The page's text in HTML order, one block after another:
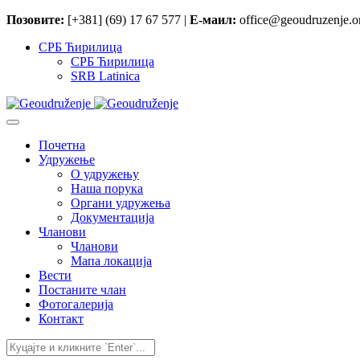
Позовите: [+381] (69) 17 67 577 | Е-маил:
СРБ Ћирилица
СРБ Ћирилица
SRB Latinica
Почетна
Удружење
O удружењу
Наша порука
Органи удружења
Документација
Чланови
Чланови
Мапа локација
Вести
Постаните члан
Фотогалерија
Контакт